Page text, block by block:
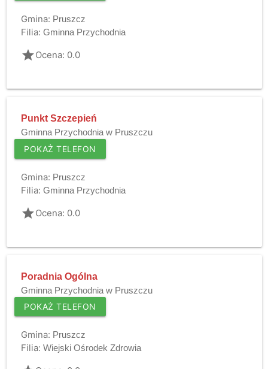
Gmina: Pruszcz
Filia: Gminna Przychodnia
gradeOcena: 0.0
Punkt Szczepień
Gminna Przychodnia w Pruszczu
POKAŻ TELEFON
Gmina: Pruszcz
Filia: Gminna Przychodnia
gradeOcena: 0.0
Poradnia Ogólna
Gminna Przychodnia w Pruszczu
POKAŻ TELEFON
Gmina: Pruszcz
Filia: Wiejski Ośrodek Zdrowia